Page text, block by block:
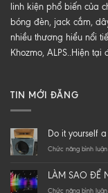
linh kiện phổ biến của
bóng đèn, jack cắm,
nhiều thương hiểu nổi
Khozmo, ALPS..Hiện
TIN MỚI ĐĂNG
Do it yourself
Chức năng bình
LÀM SAO ĐỂ
Chức năng bình